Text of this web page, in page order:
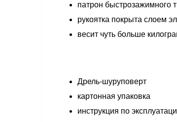
патрон быстрозажимного
рукоятка покрыта слоем
весит чуть больше
Дрель-шуруповерт
картонная упаковка
инструкция по